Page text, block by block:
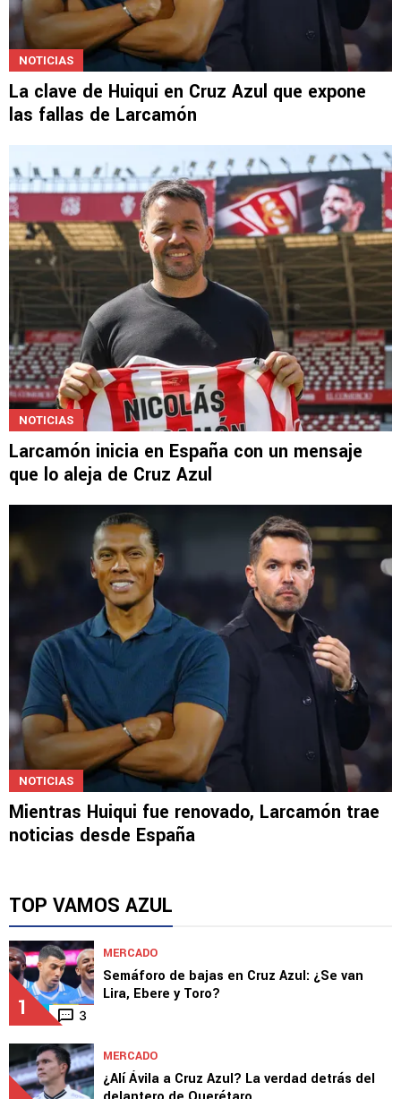
NOTICIAS
La clave de Huiqui en Cruz Azul que expone
las fallas de Larcamón
NOTICIAS
Larcamón inicia en España con un mensaje
que lo aleja de Cruz Azul
NOTICIAS
Mientras Huiqui fue renovado, Larcamón trae
noticias desde España
TOP VAMOS AZUL
1 3
MERCADO
Semáforo de bajas en Cruz Azul: ¿Se van
Lira, Ebere y Toro?
MERCADO
¿Alí Ávila a Cruz Azul? La verdad detrás del